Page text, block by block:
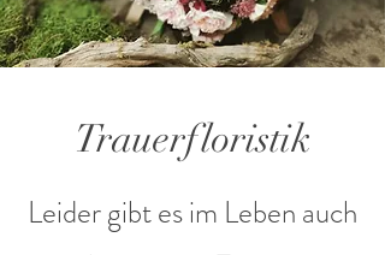
Trauerfloristik
Leider gibt es im Leben auch